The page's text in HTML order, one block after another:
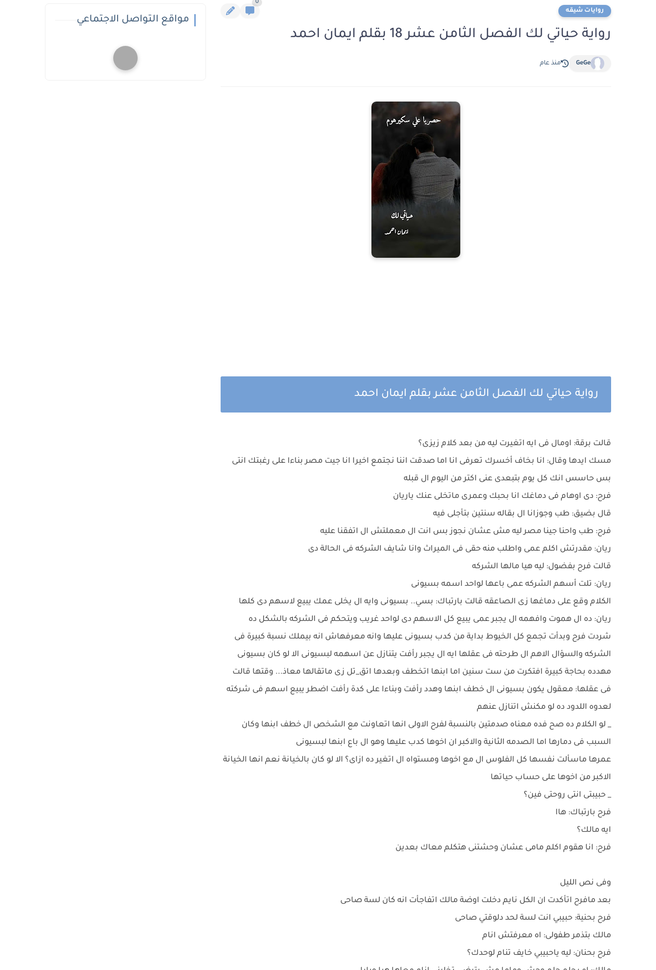
روايات شيقه
0
رواية حياتي لك الفصل الثامن عشر 18 بقلم ايمان احمد
GeGe منذ عام
رواية حياتي لك الفصل الثامن عشر بقلم ايمان احمد
قالت برقة: اومال فى ايه اتغيرت ليه من بعد كلام زيزى؟
مسك ايدها وقال: انا بخاف أخسرك تعرفى انا اما صدقت اننا نجتمع اخيرا انا جيت مصر بناءا على رغبتك انتى
بس حاسس انك كل يوم بتبعدى عنى اكتر من اليوم ال قبله
فرح: دى اوهام فى دماغك انا بحبك وعمرى ماتخلى عنك ياريان
قال بضيق: طب وجوزانا ال بقاله سنتين بتأجلى فيه
فرح: طب واحنا جينا مصر ليه مش عشان نجوز بس انت ال معملتش ال اتفقنا عليه
ريان: مقدرتش اكلم عمى واطلب منه حقى فى الميراث وانا شايف الشركه فى الحالة دى
قالت فرح بفضول: ليه هيا مالها الشركه
ريان: تلت أسهم الشركه عمى باعها لواحد اسمه بسيونى
الكلام وقع على دماغها زى الصاعقه قالت بارتباك: بسي.. بسيونى وايه ال يخلى عمك يبيع لاسهم دى كلها
ريان: ده ال هموت وافهمه ال يجبر عمى يبيع كل الاسهم دى لواحد غريب ويتحكم فى الشركه بالشكل ده
شردت فرح وبدأت تجمع كل الخيوط بداية من كدب بسيونى عليها وانه معرفهاش انه بيملك نسبة كبيرة فى
الشركه والسؤال الاهم ال طرحته فى عقلها ايه ال يجبر رأفت يتنازل عن اسهمه لبسيونى الا لو كان بسيونى
مهدده بحاجة كبيرة افتكرت من ست سنين اما ابنها اتخطف وبعدها اتق_تل زى ماتقالها معاذ... وقتها قالت
فى عقلها: معقول يكون بسيونى ال خطف ابنها وهدد رأفت وبناءا على كدة رأفت اضطر يبيع اسهم فى شركته
لعدوه اللدود ده لو مكنش اتنازل عنهم
_ لو الكلام ده صح فده معناه صدمتين بالنسبة لفرح الاولى انها اتعاونت مع الشخص ال خطف ابنها وكان
السبب فى دمارها اما الصدمه الثانية والاكبر ان اخوها كدب عليها وهو ال باع ابنها لبسيونى
عمرها ماسألت نفسها كل الفلوس ال مع اخوها ومستواه ال اتغير ده ازاى؟ الا لو كان بالخيانة نعم انها الخيانة
الاكبر من اخوها على حساب حياتها
_ حبيبتى انتى روحتى فين؟
فرح بارتباك: هاا
ايه مالك؟
فرح: انا هقوم اكلم مامى عشان وحشتنى هتكلم معاك بعدين
وفى نص الليل
بعد مافرح اتأكدت ان الكل نايم دخلت اوضة مالك اتفاجأت انه كان لسة صاحى
فرح بحنية: حبيبي انت لسة لحد دلوقتي صاحى
مالك بتذمر طفولى: اه معرفتش انام
فرح بحنان: ليه ياحبيبي خايف تنام لوحدك؟
مواقع التواصل الاجتماعي